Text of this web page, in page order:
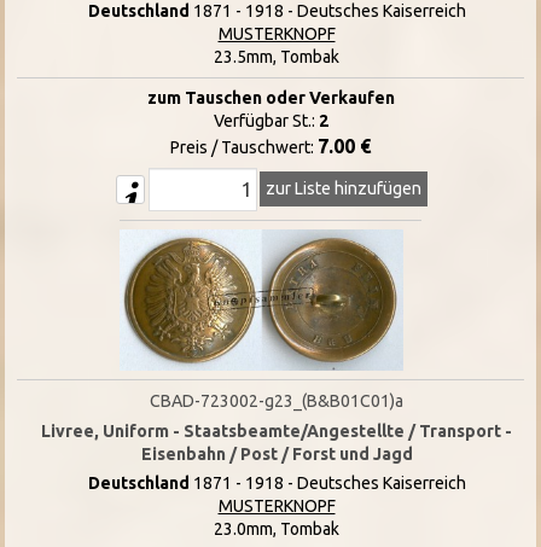
Deutschland 1871 - 1918 - Deutsches Kaiserreich
MUSTERKNOPF
23.5mm, Tombak
zum Tauschen oder Verkaufen
Verfügbar St.: 2
Preis / Tauschwert: 7.00 €
zur Liste hinzufügen
CBAD-723002-g23_(B&B01C01)a
Livree, Uniform - Staatsbeamte/Angestellte / Transport -
Eisenbahn / Post / Forst und Jagd
Deutschland 1871 - 1918 - Deutsches Kaiserreich
MUSTERKNOPF
23.0mm, Tombak